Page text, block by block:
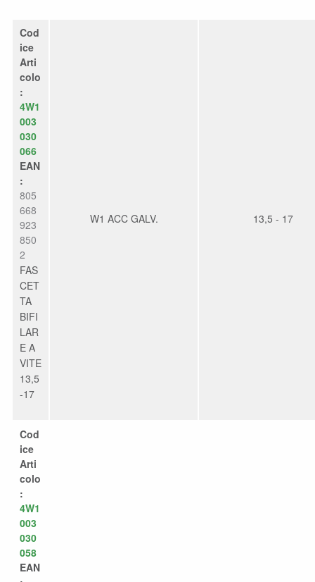
Cod
ice
Arti
colo
:
4W1
003
030
066
EAN
:
805
668
923
850
2
FAS
CET
TA
BIFI
LAR
E A
VITE
13,5
-17
W1 ACC GALV. 13,5 - 17
Cod
ice
Arti
colo
:
4W1
003
030
058
EAN